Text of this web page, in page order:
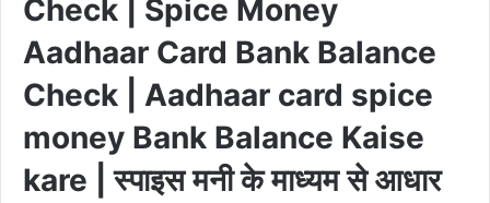
Check | Spice Money
Aadhaar Card Bank Balance
Check | Aadhaar card spice
money Bank Balance Kaise
kare | स्पाइस मनी के माध्यम से आधार